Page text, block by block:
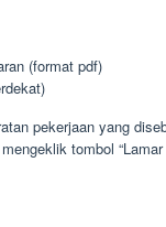
(format pdf)
pekerjaan yang
tombol